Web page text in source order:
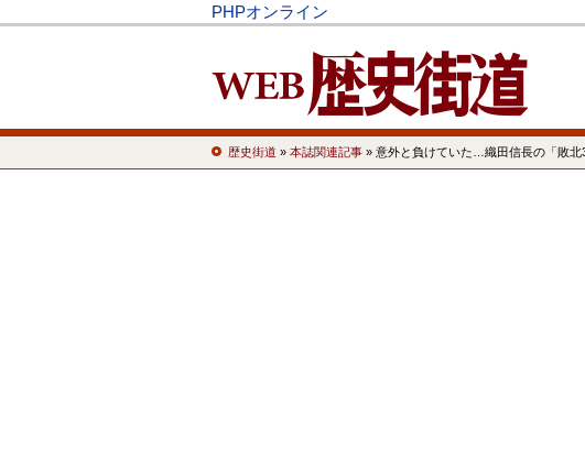
PHPオンライン
歴史街道 » 本誌関連記事 » 意外と負けていた…織田信長の「敗北